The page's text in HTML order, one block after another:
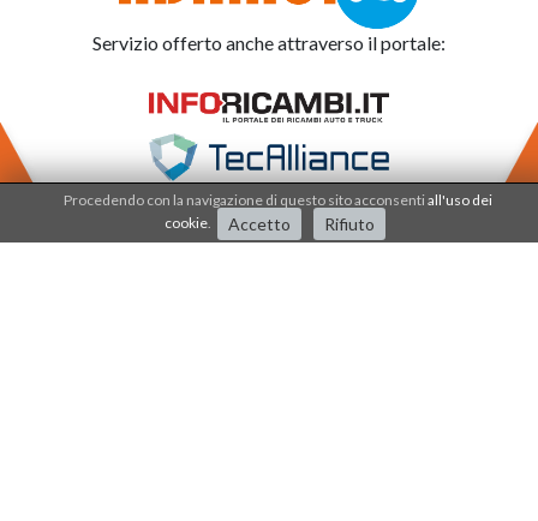
Servizio offerto anche attraverso il portale:
Procedendo con la navigazione di questo sito acconsenti all'uso dei
cookie
Accetto Rifiuto